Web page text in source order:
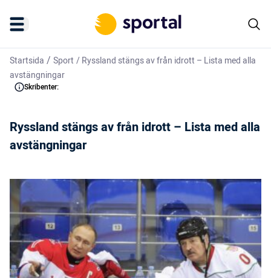
Startsida / Sport /Ryssland stängs av från idrott – Lista med alla
avstängningar
Skribenter:
Ryssland stängs av från idrott – Lista med alla
avstängningar